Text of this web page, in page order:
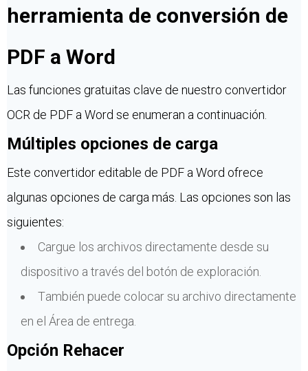
herramienta de conversión de
PDF a Word
Las funciones gratuitas clave de nuestro convertidor
OCR de PDF a Word se enumeran a continuación.
Múltiples opciones de carga
Este convertidor editable de PDF a Word ofrece
algunas opciones de carga más. Las opciones son las
siguientes:
Cargue los archivos directamente desde su
dispositivo a través del botón de exploración.
También puede colocar su archivo directamente
en el Área de entrega.
Opción Rehacer